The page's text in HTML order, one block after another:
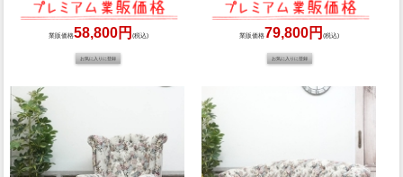
業販価格58,800円 (税込) 業販価格79,800円(税込)